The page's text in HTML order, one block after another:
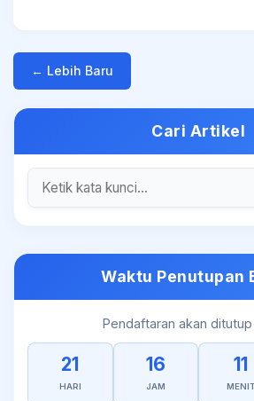
← Lebih Baru
Cari Artikel
Waktu Penutupan
Pendaftaran akan ditutup
21
HARI
16
JAM
11
MENIT